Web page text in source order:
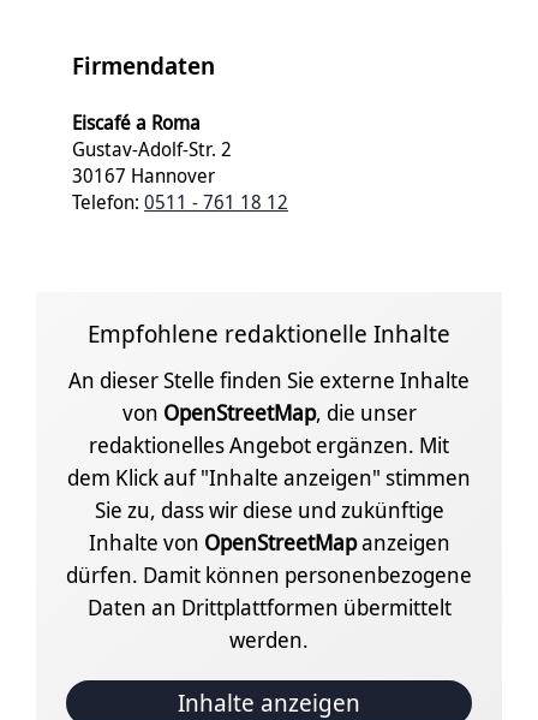
Firmendaten
Eiscafé a Roma
Gustav-Adolf-Str. 2
30167 Hannover
Telefon: 0511 - 761 18 12
Empfohlene redaktionelle Inhalte
An dieser Stelle finden Sie externe Inhalte
von OpenStreetMap, die unser
redaktionelles Angebot ergänzen. Mit
dem Klick auf "Inhalte anzeigen" stimmen
Sie zu, dass wir diese und zukünftige
Inhalte von OpenStreetMapanzeigen
dürfen. Damit können personenbezogene
Daten an Drittplattformen übermittelt
werden.
Inhalte anzeigen